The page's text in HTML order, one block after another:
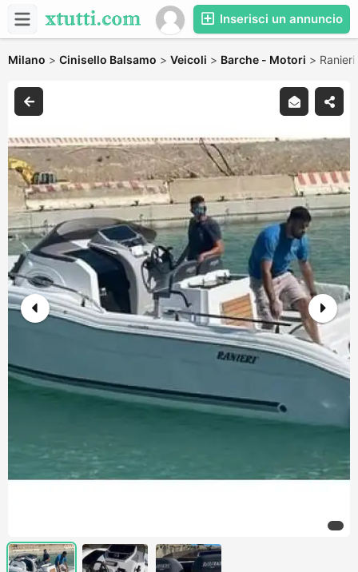
Inserisci un annuncio
Milano > Cinisello Balsamo > Veicoli > Barche - Motori >